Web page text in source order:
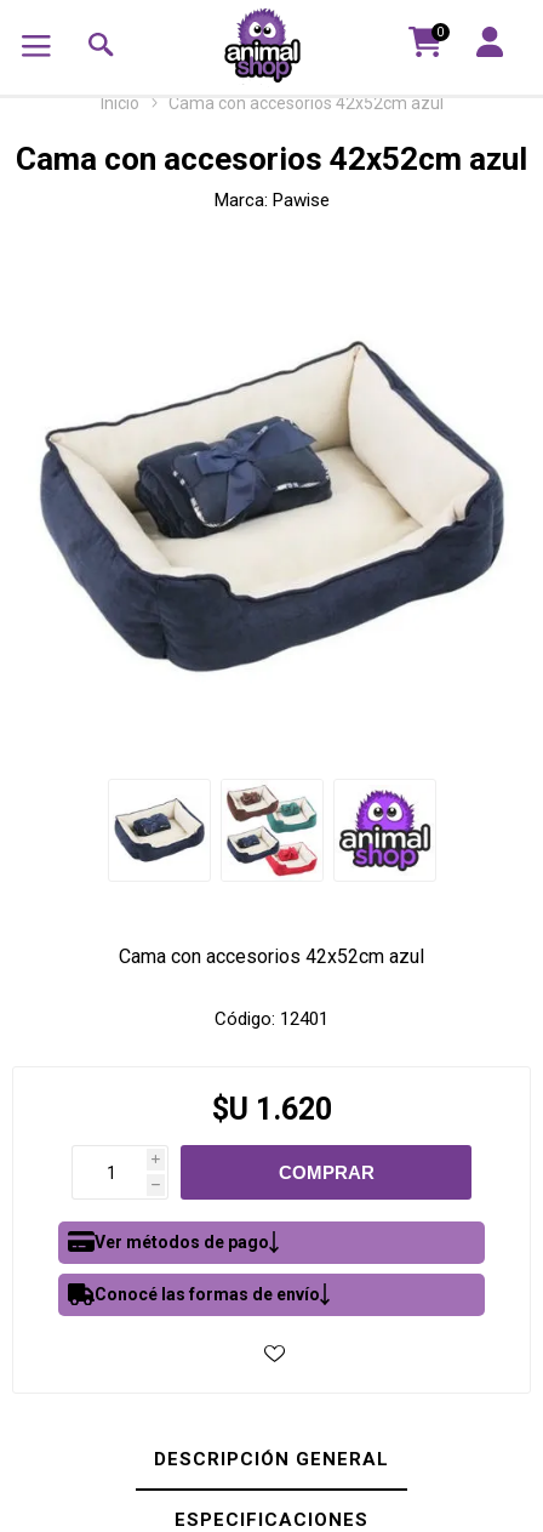
0
Inicio Cama con accesorios 42x52cm azul
Cama con accesorios 42x52cm azul
Marca: Pawise
Cama con accesorios 42x52cm azul
Código: 12401
$U 1.620
i
h
Ver métodos de pago
Conocé las formas de envío
DESCRIPCIÓN GENERAL
ESPECIFICACIONES